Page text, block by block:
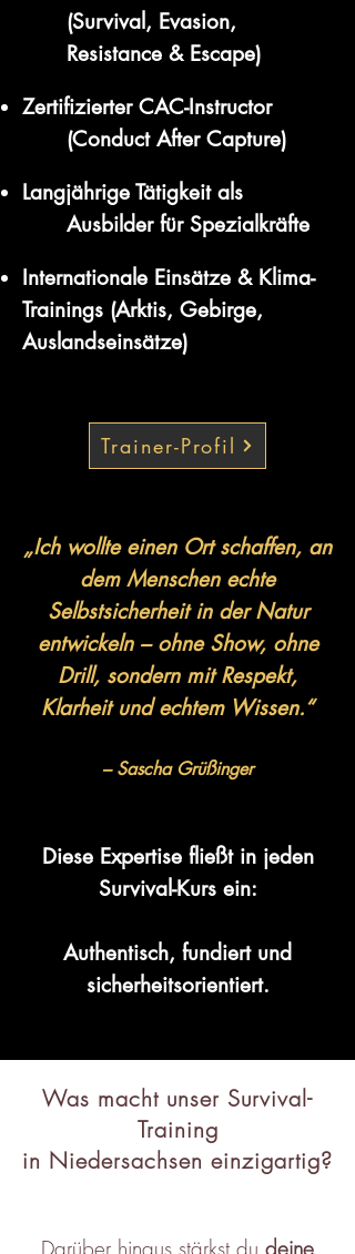
(Survival, Evasion,
Resistance & Escape)
Zertifizierter CAC-Instructor
(Conduct After Capture)
Langjährige Tätigkeit als
Ausbilder für Spezialkräfte
Internationale Einsätze & Klima-
Trainings (Arktis, Gebirge,
Auslandseinsätze)
Trainer-Profil
„Ich wollte einen Ort schaffen, an
dem Menschen echte
Selbstsicherheit in der Natur
entwickeln – ohne Show, ohne
Drill, sondern mit Respekt,
Klarheit und echtem Wissen.“
– Sascha Grüßinger
Diese Expertise fließt in jeden
Survival-Kurs ein:
Authentisch, fundiert und
sicherheitsorientiert.
Was macht unser Survival-
Training
in Niedersachsen einzigartig?